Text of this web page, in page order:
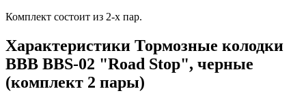
Комплект состоит из 2-х пар.
Характеристики Тормозные колодки
BBB BBS-02 "Road Stop", черные
(комплект 2 пары)